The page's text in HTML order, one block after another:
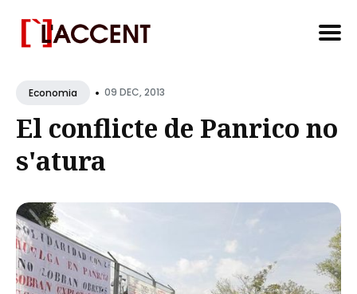
for
Blog
Economia • 09 DEC, 2013
El conflicte de Panrico no
s'atura